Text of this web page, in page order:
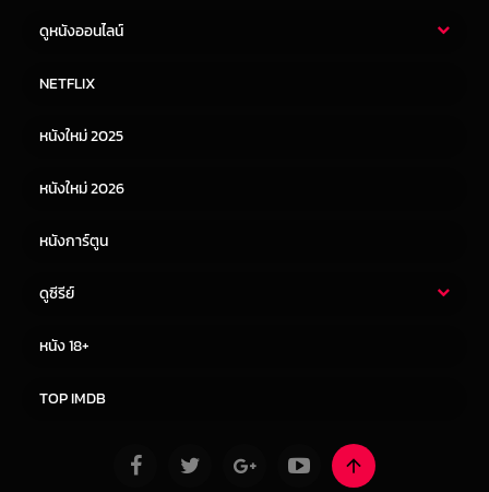
ดูหนังออนไลน์
หนังจีน
NETFLIX
หนังใหม่ 2025
หนังใหม่ 2026
หนังการ์ตูน
ดูซีรีย์
หนัง 18+
TOP IMDB